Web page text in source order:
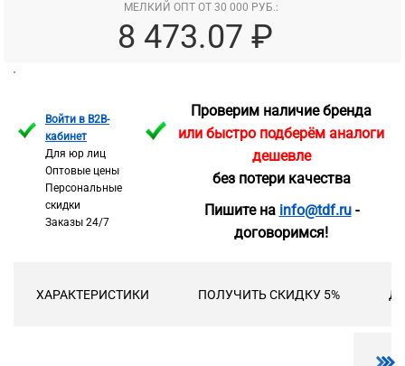
МЕЛКИЙ ОПТ ОТ 30 000 РУБ.:
8 473.07 ₽
Войти в B2B-
кабинет
Для юр лиц
Оптовые цены
Персональные
скидки
Заказы 24/7
Проверим наличие бренда
или быстро подберём аналоги
дешевле
без потери качества
Пишите на info@tdf.ru-
договоримся!
ХАРАКТЕРИСТИКИ ПОЛУЧИТЬ СКИДКУ 5%